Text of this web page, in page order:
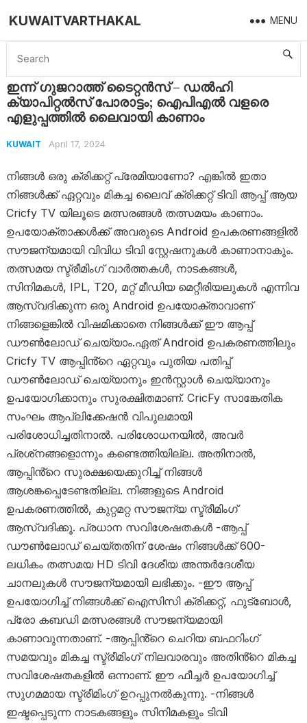
KUWAITVARTHAKAL MENU
Home Kuwait ഇന്ന് ഗുജറാത്ത് ടൈറ്റൻസ് – ഡൽഹി ക്യാപിറ്റൽസ് പോരാട്ടം; ഐപിഎൽ വളരെ എളുപ്പത്തിൽ ലൈവായി കാണാം
ഇന്ന് ഗുജറാത്ത് ടൈറ്റൻസ് – ഡൽഹി
ക്യാപിറ്റൽസ് പോരാട്ടം; ഐപിഎൽ വളരെ
എളുപ്പത്തിൽ ലൈവായി കാണാം
KUWAIT April 17, 2024
നിങ്ങൾ ഒരു ക്രിക്കറ്റ് പ്രേമിയാണോ? എങ്കിൽ ഇതാ
നിങ്ങൾക്ക് ഏറ്റവും മികച്ച ലൈവ് ക്രിക്കറ്റ് ടിവി ആപ്പ് ആയ
Cricfy TV യിലൂടെ മത്സരങ്ങൾ തത്സമയം കാണാം.
ഉപയോക്താക്കൾക്ക് അവരുടെ Android ഉപകരണങ്ങളിൽ
സൗജന്യമായി വിവിധ ടിവി സ്റ്റേഷനുകൾ കാണാനാകും.
തത്സമയ സ്ട്രീമിംഗ് വാർത്തകൾ, നാടകങ്ങൾ,
സിനിമകൾ, IPL, T20, മറ്റ് മീഡിയ മെറ്റീരിയലുകൾ എന്നിവ
ആസ്വദിക്കുന്ന ഒരു Android ഉപയോക്താവാണ്
നിങ്ങളെങ്കിൽ വിഷമിക്കാതെ നിങ്ങൾക്ക് ഈ ആപ്പ്
ഡൗൺലോഡ് ചെയ്യാം.ഏത് Android ഉപകരണത്തിലും
Cricfy TV ആപ്പിൻ്റെ ഏറ്റവും പുതിയ പതിപ്പ്
ഡൗൺലോഡ് ചെയ്യാനും ഇൻസ്റ്റാൾ ചെയ്യാനും
ഉപയോഗിക്കാനും സുരക്ഷിതമാണ്. CricFy സാങ്കേതിക
സംഘം ആപ്ലിക്കേഷൻ വിപുലമായി
പരിശോധിച്ചതിനാൽ. പരിശോധനയിൽ, അവർ
പ്രശ്‌നങ്ങളൊന്നും കണ്ടെത്തിയില്ല. അതിനാൽ,
ആപ്പിൻ്റെ സുരക്ഷയെക്കുറിച്ച് നിങ്ങൾ
ആശങ്കപ്പെടേണ്ടതില്ല. നിങ്ങളുടെ Android
ഉപകരണത്തിൽ, കുറ്റമറ്റ സൗജന്യ സ്ട്രീമിംഗ്
ആസ്വദിക്കൂ. പ്രധാന സവിശേഷതകൾ -ആപ്പ്
ഡൗൺലോഡ് ചെയ്‌തതിന് ശേഷം നിങ്ങൾക്ക് 600-
ലധികം തത്സമയ HD ടിവി ദേശീയ അന്തർദേശീയ
ചാനലുകൾ സൗജന്യമായി ലഭിക്കും. -ഈ ആപ്പ്
ഉപയോഗിച്ച് നിങ്ങൾക്ക് ഐസിസി ക്രിക്കറ്റ്, ഫുട്ബോൾ,
പ്രോ കബഡി മത്സരങ്ങൾ സൗജന്യമായി
കാണാവുന്നതാണ്. -ആപ്പിൻ്റെ ചെറിയ ബഫറിംഗ്
സമയവും മികച്ച സ്ട്രീമിംഗ് നിലവാരവും അതിൻ്റെ മികച്ച
സവിശേഷതകളിൽ ഒന്നാണ്. ഈ ഫീച്ചർ ഉപയോഗിച്ച്
സുഗമമായ സ്ട്രീമിംഗ് ഉറപ്പുനൽകുന്നു. -നിങ്ങൾ
ഇഷ്ടപ്പെടുന്ന നാടകങ്ങളും സിനിമകളും ടിവി